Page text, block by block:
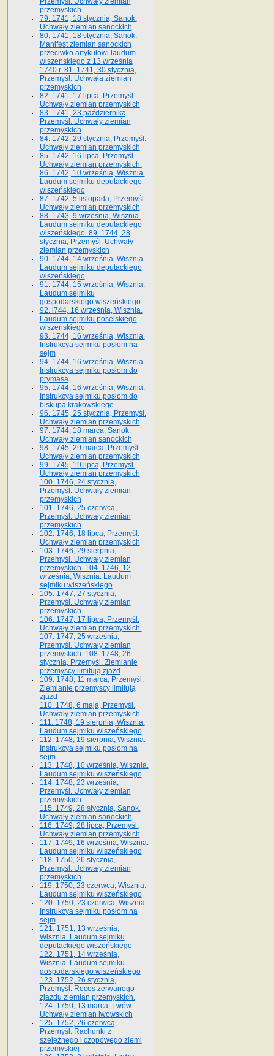
przemyskich
79. 1741, 18 stycznia, Sanok.
Uchwały ziemian sanockich
80. 1741, 18 stycznia, Sanok.
Manifest ziemian sanockich
przeciwko artykułowi laudum
wiszeńskiego z 13 wrze­śnia
1740 r. 81. 1741, 30 stycznia,
Przemyśl. Uchwała ziemian
przemyskich
82. 1741, 17 lipca, Przemyśl.
Uchwały ziemian przemyskich
83. 1741, 23 października,
Przemyśl. Uchwały ziemian
przemyskich
84. 1742, 29 stycznia, Przemyśl.
Uchwały ziemian przemyskich
85. 1742, 16 lipca, Przemyśl.
Uchwały ziemian przemyskich.
86. 1742, 10 września, Wisznia.
Laudum sejmiku deputackiego
wiszeńskiego
87. 1742, 5 listopada, Przemyśl.
Uchwały ziemian przemyskich
88. 1743, 9 września, Wisznia.
Laudum sejmiku deputackiego
wiszeńskiego. 89. 1744, 28
stycznia, Przemyśl. Uchwały
ziemian przemyskich
90. 1744, 14 września, Wisznia.
Laudum sejmiku deputackiego
wiszeńskiego
91. 1744, 15 września, Wisznia.
Laudum sejmiku
gospodarskiego wiszeńskiego
92. l744, 16 września, Wisznia.
Laudum sejmiku poselskiego
wiszeńskiego
93. 1744, 16 września, Wisznia.
Instrukcya sejmiku posłom na
sejm
94. 1744, 16 września, Wisznia.
Instrukcya sejmiku posłom do
prymasa
95. 1744, 16 września, Wisznia.
Instrukcya sejmiku posłom do
biskupa krakowskiego
96. 1745, 25 stycznia, Przemyśl.
Uchwały ziemian przemyskich
97. 1744, 18 marca, Sanok.
Uchwały ziemian sanockich
98. 1745, 29 marca, Przemyśl.
Uchwały ziemian przemyskich
99. 1745, 19 lipca, Przemyśl.
Uchwały ziemian przemyskich
100. 1746, 24 stycznia,
Przemyśl. Uchwały ziemian
przemyskich
101. 1746, 25 czerwca,
Przemyśl. Uchwały ziemian
przemyskich
102. 1746, 18 lipca, Przemyśl.
Uchwały ziemian przemyskich
103. 1746, 29 sierpnia,
Przemyśl. Uchwały ziemian
przemyskich. 104. 1746, 12
września, Wisznia. Laudum
sejmiku wiszeńskiego
105. 1747, 27 stycznia,
Przemyśl. Uchwały ziemian
przemyskich
106. 1747, 17 lipca, Przemyśl.
Uchwały ziemian przemyskich.
107. 1747, 25 września,
Przemyśl. Uchwały ziemian
przemyskich. 108. 1748, 26
stycznia, Przemyśl. Ziemianie
przemyscy limitują zjazd
109. 1748, 11 marca, Przemyśl.
Ziemianie przemyscy limitują
zjazd
110. 1748, 6 maja, Przemyśl.
Uchwały ziemian przemyskich
111. 1748, 19 sierpnia, Wisznia.
Laudum sejmiku wiszeńskiego
112. 1748, 19 sierpnia, Wisznia.
Instrukcya sejmiku posłom na
sejm
113. 1748, 10 września, Wisznia.
Laudum sejmiku wiszeńskiego
114. 1748, 23 września,
Przemyśl. Uchwały ziemian
przemyskich
115. 1749, 28 stycznia, Sanok.
Uchwały ziemian sanockich
116. 1749, 28 lipca, Przemyśl.
Uchwały ziemian przemyskich
117. 1749, 16 września, Wisznia.
Laudum sejmiku wiszeńskiego
118. 1750, 26 stycznia,
Przemyśl. Uchwały ziemian
przemyskich
119. 1750, 23 czerwca, Wisznia.
Laudum sejmiku wiszeńskiego
120. 1750, 23 czerwca, Wisznia.
Instrukcya sejmiku posłom na
sejm
121. 1751, 13 września,
Wisznia. Laudum sejmiku
deputackiego wiszeńskiego
122. 1751, 14 września,
Wisznia. Laudum sejmiku
gospodarskiego wiszeńskiego
123. 1752, 26 stycznia,
Przemyśl. Reces zerwanego
zjazdu ziemian przemyskich.
124. 1750, 13 marca, Lwów.
Uchwały ziemian lwowskich
125. 1752, 26 czerwca,
Przemyśl. Rachunki z
szelężnego i czopowego ziemi
przemyskiej